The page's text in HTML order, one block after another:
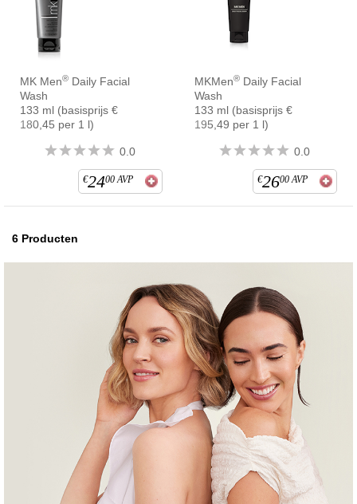
MK Men® Daily Facial
Wash
133 ml (basisprijs €
180,45 per 1 l)
0.0
€2400 AVP
MKMen® Daily Facial
Wash
133 ml (basisprijs €
195,49 per 1 l)
0.0
€2600 AVP
6 Producten